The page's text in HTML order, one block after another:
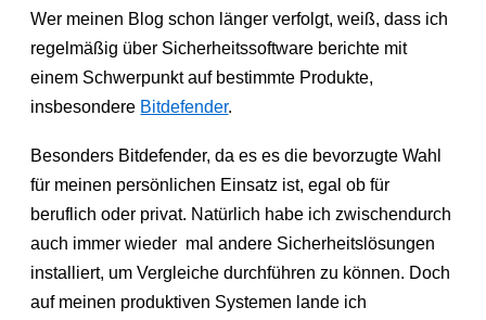
Wer meinen Blog schon länger verfolgt, weiß, dass ich
regelmäßig über Sicherheitssoftware berichte mit
einem Schwerpunkt auf bestimmte Produkte,
insbesondere Bitdefender.
Besonders Bitdefender, da es es die bevorzugte Wahl
für meinen persönlichen Einsatz ist, egal ob für
beruflich oder privat. Natürlich habe ich zwischendurch
auch immer wieder mal andere Sicherheitslösungen
installiert, um Vergleiche durchführen zu können. Doch
auf meinen produktiven Systemen lande ich